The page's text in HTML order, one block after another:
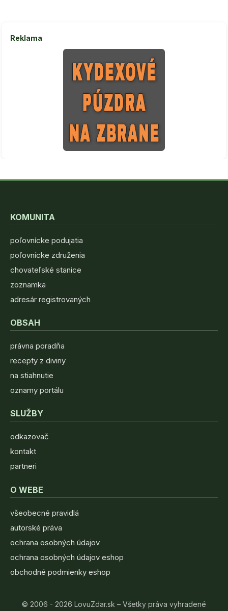
Reklama
KOMUNITA
poľovnícke podujatia
poľovnícke združenia
chovateľské stanice
zoznamka
adresár registrovaných
OBSAH
právna poradňa
recepty z diviny
na stiahnutie
oznamy portálu
SLUŽBY
odkazovač
kontakt
partneri
O WEBE
všeobecné pravidlá
autorské práva
ochrana osobných údajov
ochrana osobných údajov eshop
obchodné podmienky eshop
© 2006 - 2026 LovuZdar.sk – Všetky práva vyhradené